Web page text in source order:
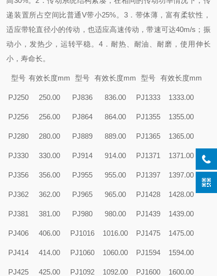
递装置所占空间比普通V带小25%。3．带体薄，富有柔软性，
适应带轮直径小的传动，也适应高速传动，带速可达40m/s；振
动小，发热少，运转平稳。4．耐热、耐油、耐磨，使用伸长
小，寿命长。
型号 有效长度mm 型号 有效长度mm 型号 有效长度mm
PJ250 250.00 PJ836 836.00 PJ1333 1333.00
PJ256 256.00 PJ864 864.00 PJ1355 1355.00
PJ280 280.00 PJ889 889.00 PJ1365 1365.00
PJ330 330.00 PJ914 914.00 PJ1371 1371.00
PJ356 356.00 PJ955 955.00 PJ1397 1397.00
PJ362 362.00 PJ965 965.00 PJ1428 1428.00
PJ381 381.00 PJ980 980.00 PJ1439 1439.00
PJ406 406.00 PJ1016 1016.00 PJ1475 1475.00
PJ414 414.00 PJ1060 1060.00 PJ1594 1594.00
PJ425 425.00 PJ1092 1092.00 PJ1600 1600.00